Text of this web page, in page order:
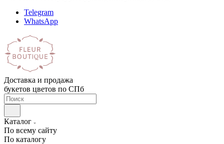
Telegram
WhatsApp
Доставка и продажа
букетов цветов по СПб
Каталог
По всему сайту
По каталогу